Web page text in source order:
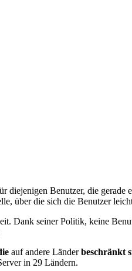
Benutzer, die gerade
über die sich die Benutzer
Dank seiner Politik, keine
auf andere Länderbeschränkt
in 29 Ländern.